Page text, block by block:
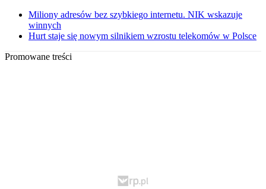
Miliony adresów bez szybkiego internetu. NIK wskazuje
winnych
Hurt staje się nowym silnikiem wzrostu telekomów w Polsce
Promowane treści